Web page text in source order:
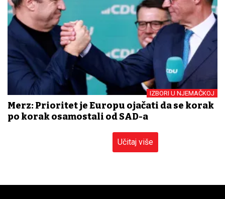
IZBORI U NJEMAČKOJ
Merz: Prioritet je Europu ojačati da se korak
po korak osamostali od SAD-a
Učitaj više